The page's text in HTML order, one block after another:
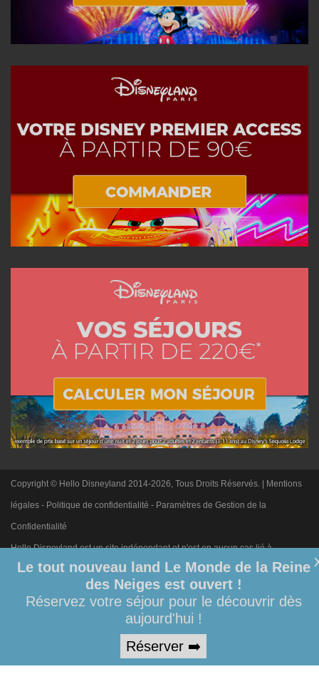
Copyright © Hello Disneyland 2014-2026, Tous Droits Réservés. | Mentions
légales - Politique de confidentialité - Paramètres de Gestion de la
Confidentialité
Hello Disneyland est un site indépendant et n'est en aucun cas lié à
Disneyland Paris. Toute demande adressée à Disneyland Paris sera
ignorée. Merci de votre compréhension.
Le tout nouveau land Le Monde de la Reine
des Neiges est ouvert !
Réservez votre séjour pour le découvrir dès
aujourd'hui !
Réserver ➡️